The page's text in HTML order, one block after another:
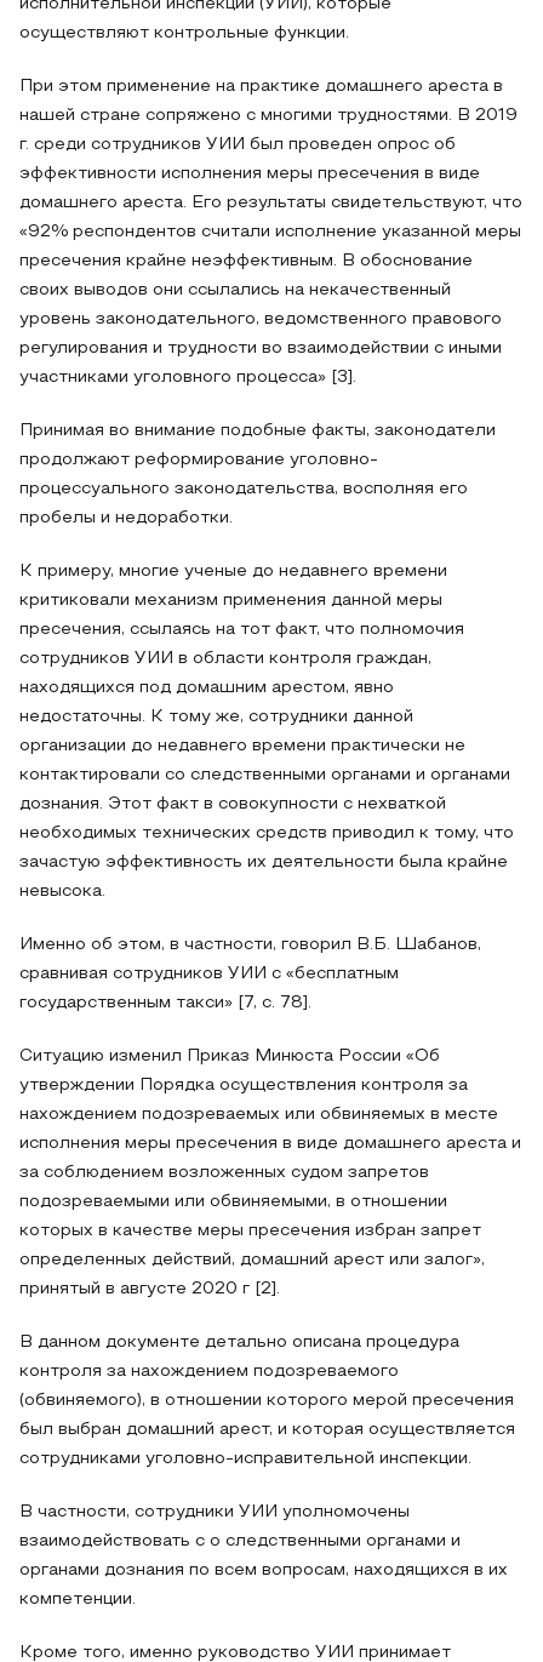
исполнительной инспекции (УИИ), которые
осуществляют контрольные функции.
При этом применение на практике домашнего ареста в
нашей стране сопряжено с многими трудностями. В 2019
г. среди сотрудников УИИ был проведен опрос об
эффективности исполнения меры пресечения в виде
домашнего ареста. Его результаты свидетельствуют, что
«92% респондентов считали исполнение указанной меры
пресечения крайне неэффективным. В обоснование
своих выводов они ссылались на некачественный
уровень законодательного, ведомственного правового
регулирования и трудности во взаимодействии с иными
участниками уголовного процесса» [3].
Принимая во внимание подобные факты, законодатели
продолжают реформирование уголовно-
процессуального законодательства, восполняя его
пробелы и недоработки.
К примеру, многие ученые до недавнего времени
критиковали механизм применения данной меры
пресечения, ссылаясь на тот факт, что полномочия
сотрудников УИИ в области контроля граждан,
находящихся под домашним арестом, явно
недостаточны. К тому же, сотрудники данной
организации до недавнего времени практически не
контактировали со следственными органами и органами
дознания. Этот факт в совокупности с нехваткой
необходимых технических средств приводил к тому, что
зачастую эффективность их деятельности была крайне
невысока.
Именно об этом, в частности, говорил В.Б. Шабанов,
сравнивая сотрудников УИИ с «бесплатным
государственным такси» [7, с. 78].
Ситуацию изменил Приказ Минюста России «Об
утверждении Порядка осуществления контроля за
нахождением подозреваемых или обвиняемых в месте
исполнения меры пресечения в виде домашнего ареста и
за соблюдением возложенных судом запретов
подозреваемыми или обвиняемыми, в отношении
которых в качестве меры пресечения избран запрет
определенных действий, домашний арест или залог»,
принятый в августе 2020 г [2].
В данном документе детально описана процедура
контроля за нахождением подозреваемого
(обвиняемого), в отношении которого мерой пресечения
был выбран домашний арест, и которая осуществляется
сотрудниками уголовно-исправительной инспекции.
В частности, сотрудники УИИ уполномочены
взаимодействовать с о следственными органами и
органами дознания по всем вопросам, находящихся в их
компетенции.
Кроме того, именно руководство УИИ принимает